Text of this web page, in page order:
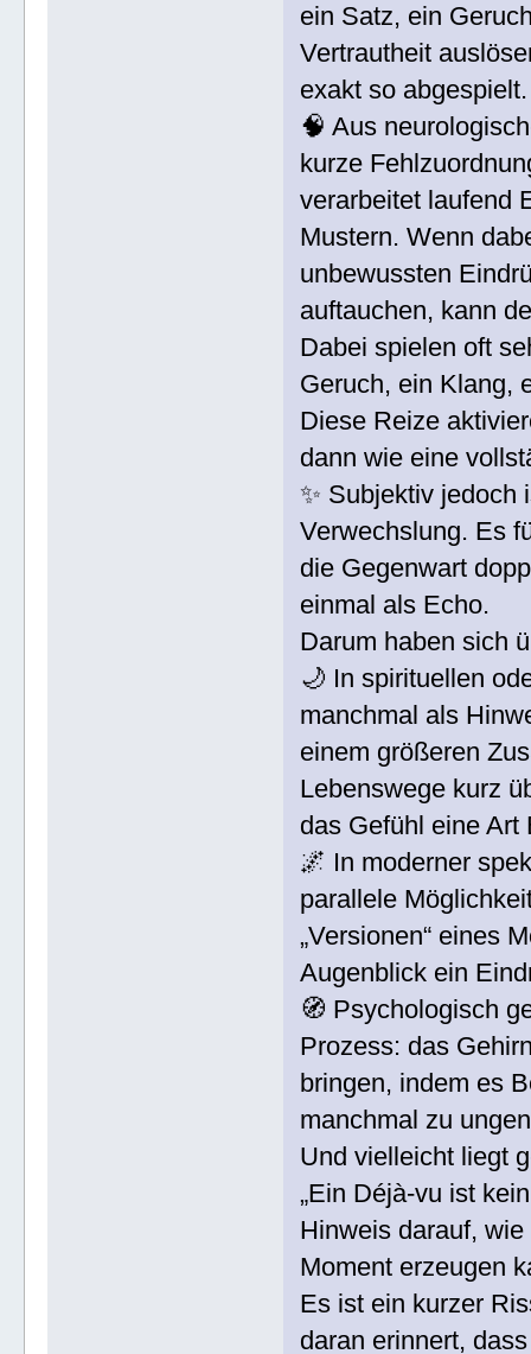
ein Satz, ein
Vertrautheit
exakt so abgespielt.
🧠 Aus
kurze
verarbeitet laufend
Mustern. Wenn
unbewussten
auftauchen, kann
Dabei spielen oft
Geruch, ein Klang,
Diese Reize
dann wie eine
✨ Subjektiv jedoch
Verwechslung. Es
die Gegenwart
einmal als Echo.
Darum haben sich
🌙 In spirituellen
manchmal als
einem größeren
Lebenswege kurz
das Gefühl eine Art
🌌 In moderner
parallele
„Versionen“ eines
Augenblick ein
🧭 Psychologisch
Prozess: das
bringen, indem es
manchmal zu
Und vielleicht liegt
„Ein Déjà-vu ist
Hinweis darauf,
Moment erzeugen
Es ist ein kurzer
daran erinnert,